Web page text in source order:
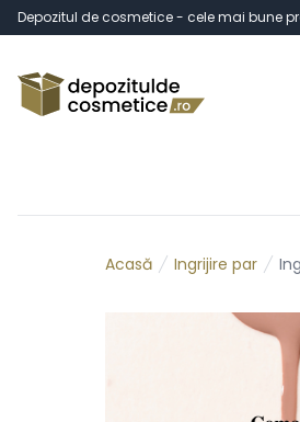
Depozitul de cosmetice - cele mai bune
Acasă Ingrijire par